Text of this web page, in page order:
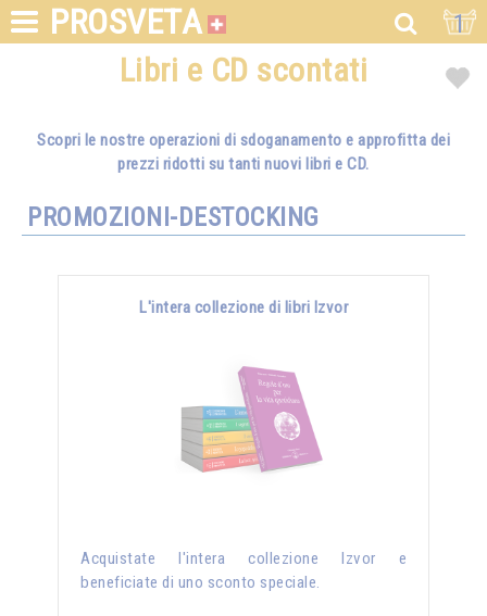
PROSVETA 1
Libri e CD scontati
Scopri le nostre operazioni di sdoganamento e approfitta dei
prezzi ridotti su tanti nuovi libri e CD.
PROMOZIONI-DESTOCKING
L'intera collezione di libri Izvor
Acquistate l'intera collezione Izvor e
beneficiate di uno sconto speciale.